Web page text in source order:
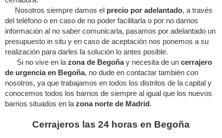
Nosotros siempre damos el precio por adelantado, a través
del teléfono o en caso de no poder facilitarla o por no darnos
información al no saber comunicarla, pasamos por adelantado un
presupuesto in situ y en caso de aceptación nos ponemos a su
realización para darles la solución lo antes posible.
Si no vive en la zona de Begoñay necesita de un cerrajero
de urgencia en Begoña, no dude en contactar también con
nosotros, ya que trabajamos en todos los distritos de la capital y
conocemos todos los barrios de siempre al igual que los nuevos
barrios situados en la zona norte de Madrid .
Cerrajeros las 24 horas en Begoña